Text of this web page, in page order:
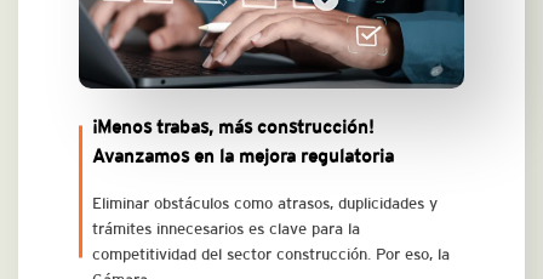
¡Menos trabas, más construcción!
Avanzamos en la mejora regulatoria
Eliminar obstáculos como atrasos, duplicidades y
trámites innecesarios es clave para la
competitividad del sector construcción. Por eso, la